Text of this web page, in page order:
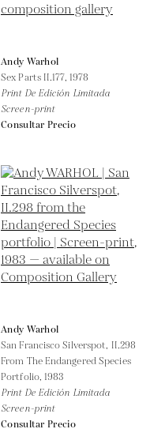
Andy Warhol
Sex Parts II.177, 1978
Print De Edición Limitada
Screen-print
Consultar Precio
Andy Warhol
San Francisco Silverspot, II.298
From The Endangered Species
Portfolio,1983
Print De Edición Limitada
Screen-print
Consultar Precio